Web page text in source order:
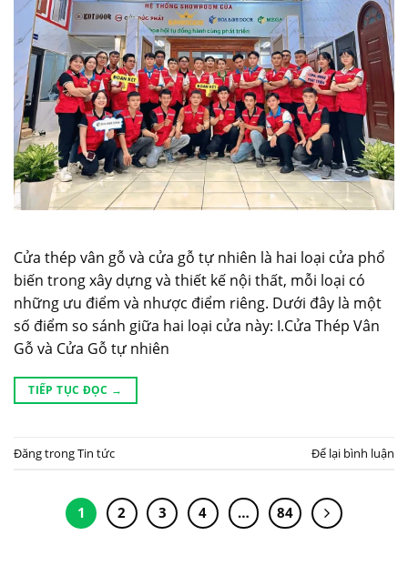
Cửa thép vân gỗ và cửa gỗ tự nhiên là hai loại cửa phổ
biến trong xây dựng và thiết kế nội thất, mỗi loại có
những ưu điểm và nhược điểm riêng. Dưới đây là một
số điểm so sánh giữa hai loại cửa này: I.Cửa Thép Vân
Gỗ và Cửa Gỗ tự nhiên
TIẾP TỤC ĐỌC →
Đăng trongTin tức Để lại bình luận
1 2 3 4 … 84